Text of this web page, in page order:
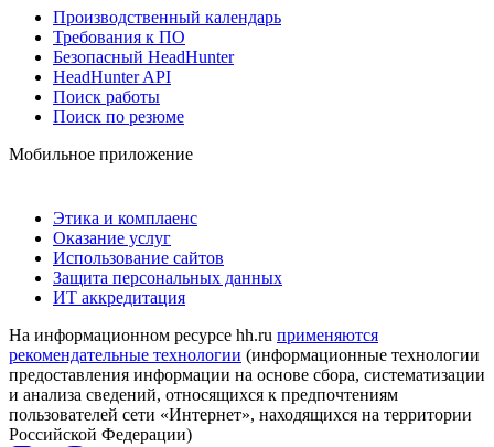
Производственный календарь
Требования к ПО
Безопасный HeadHunter
HeadHunter API
Поиск работы
Поиск по резюме
Мобильное приложение
Этика и комплаенс
Оказание услуг
Использование сайтов
Защита персональных данных
ИТ аккредитация
На информационном ресурсе hh.ru применяются
рекомендательные технологии (информационные технологии
предоставления информации на основе сбора, систематизации
и анализа сведений, относящихся к предпочтениям
пользователей сети «Интернет», находящихся на территории
Российской Федерации)